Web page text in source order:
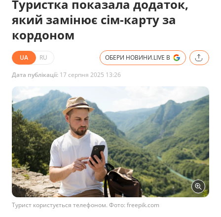
Туристка показала додаток,
який замінює сім-карту за
кордоном
UA RU ОБЕРИ НОВИНИ.LIVE В
Дата публікації: 17 серпня 2025 13:26
Турист користується телефоном. Фото: freepik.com